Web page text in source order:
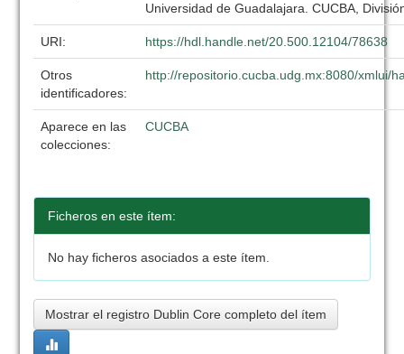
Universidad de Guadalajara. CUCBA,
URI: https://hdl.handle.net/20.500.12104/78638
Otros
identificadores:
http://repositorio.cucba.udg.mx:8080/xmlui/
Aparece en las
colecciones:
CUCBA
Ficheros en este ítem:
No hay ficheros asociados a este ítem.
Mostrar el registro Dublin Core completo del ítem